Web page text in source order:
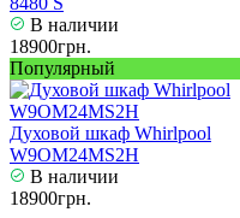
В наличии
18900грн.
Популярный
Духовой шкаф Whirlpool
W9OM24MS2H
В наличии
18900грн.